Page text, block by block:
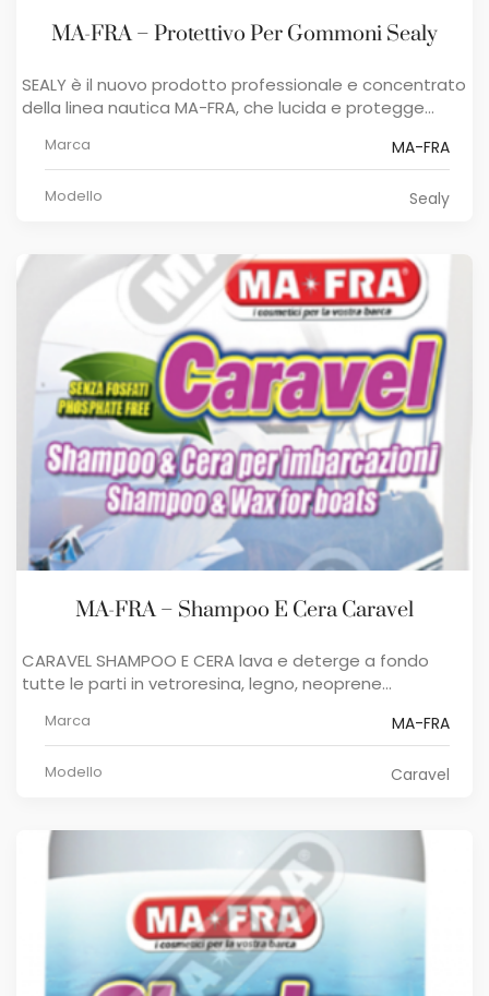
MA-FRA – Protettivo Per Gommoni Sealy
SEALY è il nuovo prodotto professionale e concentrato
della linea nautica MA-FRA, che lucida e protegge...
Marca MA-FRA
Modello Sealy
MA-FRA – Shampoo E Cera Caravel
CARAVEL SHAMPOO E CERA lava e deterge a fondo
tutte le parti in vetroresina, legno, neoprene...
Marca MA-FRA
Modello Caravel